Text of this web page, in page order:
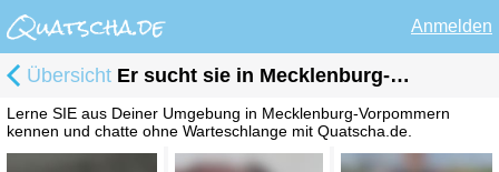
Anmelden
Übersicht Er sucht sie in Mecklenburg-Vorpommern
Lerne SIE aus Deiner Umgebung in Mecklenburg-Vorpommern
kennen und chatte ohne Warteschlange mit Quatscha.de.